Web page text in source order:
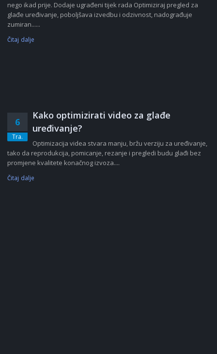
nego ikad prije. Dodaje ugrađeni tijek rada Optimiziraj pregled za
glađe uređivanje, poboljšava izvedbu i odzivnost, nadograđuje
zumiran......
Čitaj dalje
6
Tra.
Kako optimizirati video za glađe
uređivanje?
Optimizacija videa stvara manju, bržu verziju za uređivanje,
tako da reprodukcija, pomicanje, rezanje i pregledi budu glađi bez
promjene kvalitete konačnog izvoza....
Čitaj dalje